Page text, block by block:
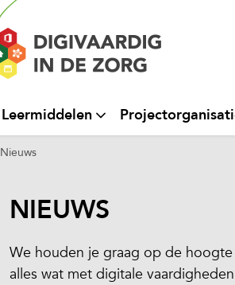
Leermiddelen
Nieuws
NIEUWS
We houden je graag op de
alles wat met digitale